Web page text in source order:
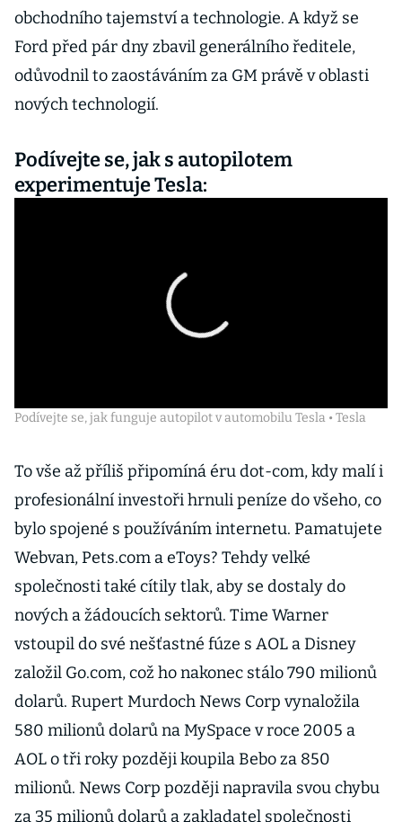
obchodního tajemství a technologie. A když se
Ford před pár dny zbavil generálního ředitele,
odůvodnil to zaostáváním za GM právě v oblasti
nových technologií.
Podívejte se, jak s autopilotem
experimentuje Tesla:
Podívejte se, jak funguje autopilot v automobilu Tesla • Tesla
To vše až příliš připomíná éru dot-com, kdy malí i
profesionální investoři hrnuli peníze do všeho, co
bylo spojené s používáním internetu. Pamatujete
Webvan, Pets.com a eToys? Tehdy velké
společnosti také cítily tlak, aby se dostaly do
nových a žádoucích sektorů. Time Warner
vstoupil do své nešťastné fúze s AOL a Disney
založil Go.com, což ho nakonec stálo 790 milionů
dolarů. Rupert Murdoch News Corp vynaložila
580 milionů dolarů na MySpace v roce 2005 a
AOL o tři roky později koupila Bebo za 850
milionů. News Corp později napravila svou chybu
za 35 milionů dolarů a zakladatel společnosti